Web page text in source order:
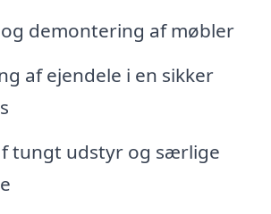
demontering af møbler
af ejendele i en sikker
tungt udstyr og særlige